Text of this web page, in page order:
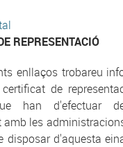
REPRESENTACIÓ
enllaços trobareu
de
han d'efectuar
les
disposar d'aquesta